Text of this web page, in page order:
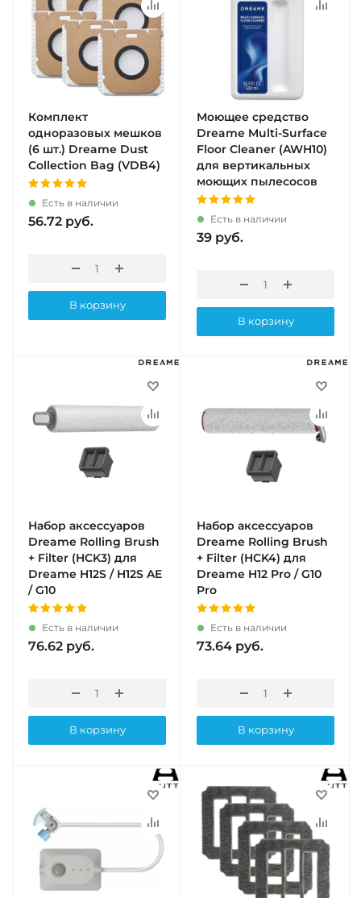
Комплект
одноразовых мешков
(6 шт.) Dreame Dust
Collection Bag (VDB4)
Есть в наличии
56.72 руб.
В корзину
Моющее средство
Dreame Multi-Surface
Floor Cleaner (AWH10)
для вертикальных
моющих пылесосов
Есть в наличии
39 руб.
В корзину
Набор аксессуаров
Dreame Rolling Brush
+ Filter (HCK3) для
Dreame H12S / H12S AE
/ G10
Есть в наличии
76.62 руб.
В корзину
Набор аксессуаров
Dreame Rolling Brush
+ Filter (HCK4) для
Dreame H12 Pro / G10
Pro
Есть в наличии
73.64 руб.
В корзину